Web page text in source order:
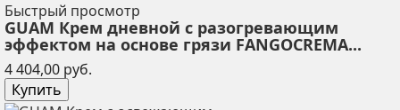
Быстрый просмотр
GUAM Крем дневной с разогревающим
эффектом на основе грязи FANGOCREMA...
4 404,00 руб.
Купить